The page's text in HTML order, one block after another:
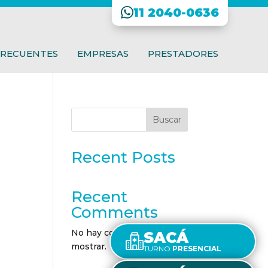
11 2040-0636
EMPRESAS PRESTADORES
Buscar
Recent Posts
Recent
Comments
No hay comentarios que
mostrar.
SACÁ
TURNO PRESENCIAL